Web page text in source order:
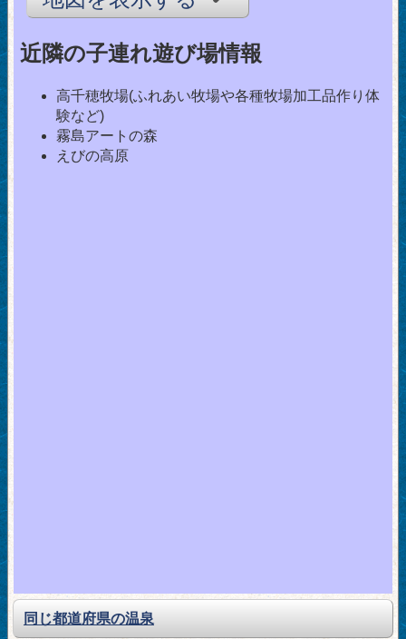
近隣の子連れ遊び場情報
高千穂牧場(ふれあい牧場や各種牧場加工品作り体
験など)
霧島アートの森
えびの高原
同じ都道府県の温泉